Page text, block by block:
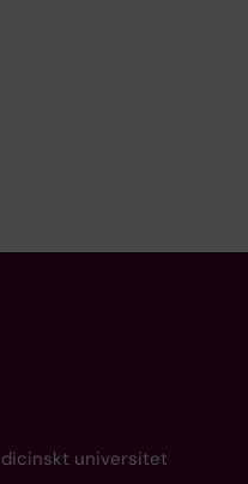
universitet